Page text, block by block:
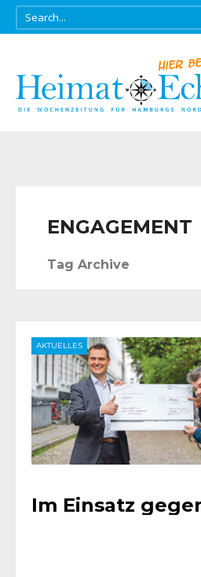
ENGAGEMENT
Tag Archive
AKTUELLES
Im Einsatz